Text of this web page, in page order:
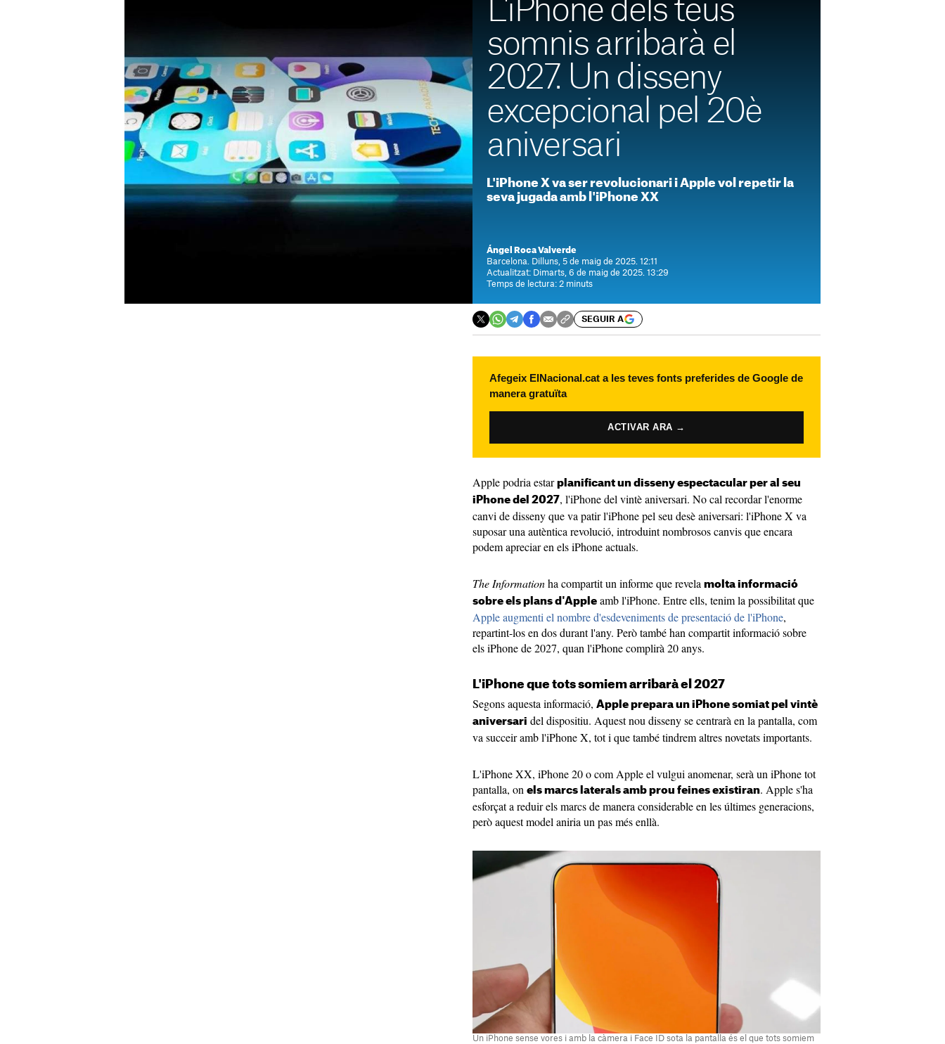
L'iPhone dels teus
somnis arribarà el
2027. Un disseny
excepcional pel 20è
aniversari
L'iPhone X va ser revolucionari i Apple vol repetir la
seva jugada amb l'iPhone XX
Ángel Roca Valverde
Barcelona. Dilluns, 5 de maig de 2025. 12:11
Actualitzat: Dimarts, 6 de maig de 2025. 13:29
Temps de lectura: 2 minuts
SEGUIR A
Afegeix ElNacional.cat a les teves fonts preferides de Google de
manera gratuïta
ACTIVAR ARA →
Apple podria estar planificant un disseny espectacular per al seu
iPhone del 2027, l'iPhone del vintè aniversari. No cal recordar l'enorme
canvi de disseny que va patir l'iPhone pel seu desè aniversari: l'iPhone X va
suposar una autèntica revolució, introduint nombrosos canvis que encara
podem apreciar en els iPhone actuals.
The Informationha compartit un informe que revela molta informació
sobre els plans d'Apple amb l'iPhone. Entre ells, tenim la possibilitat que
Apple augmenti el nombre d'esdeveniments de presentació de l'iPhone,
repartint-los en dos durant l'any. Però també han compartit informació sobre
els iPhone de 2027, quan l'iPhone complirà 20 anys.
L'iPhone que tots somiem arribarà el 2027
Segons aquesta informació, Apple prepara un iPhone somiat pel vintè
aniversari del dispositiu. Aquest nou disseny se centrarà en la pantalla, com
va succeir amb l'iPhone X, tot i que també tindrem altres novetats importants.
L'iPhone XX, iPhone 20 o com Apple el vulgui anomenar, serà un iPhone tot
pantalla, on els marcs laterals amb prou feines existiran. Apple s'ha
esforçat a reduir els marcs de manera considerable en les últimes generacions,
però aquest model aniria un pas més enllà.
Un iPhone sense vores i amb la càmera i Face ID sota la pantalla és el que tots somiem